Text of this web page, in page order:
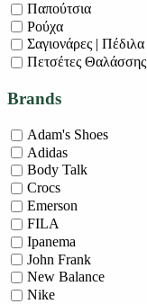
Παπούτσια
Ρούχα
Σαγιονάρες | Πέδιλα
Πετσέτες Θαλάσσης
Brands
Adam's Shoes
Adidas
Body Talk
Crocs
Emerson
FILA
Ipanema
John Frank
New Balance
Nike